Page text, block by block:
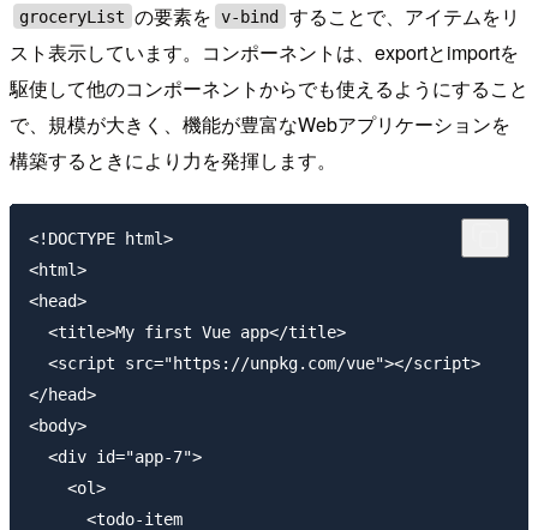
groceryList の要素を v-bind
することで、アイテムをリ
スト表示しています。コンポーネントは、exportとimportを
駆使して他のコンポーネントからでも使えるようにすること
で、規模が大きく、機能が豊富なWebアプリケーションを
構築するときにより力を発揮します。
<!DOCTYPE html>
<html>
<head>
  <title>My first Vue app</title>
  <script src="https://unpkg.com/vue"></script>
</head>
<body>
  <div id="app-7">
    <ol>
      <todo-item